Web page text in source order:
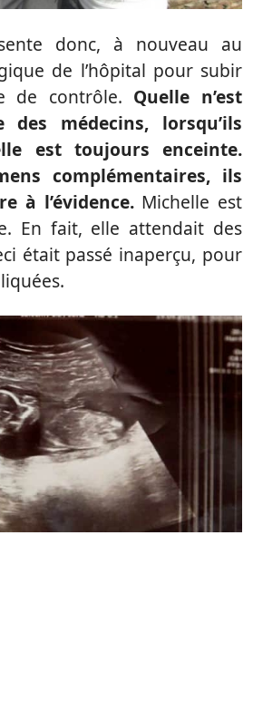
donc, à nouveau au
de l’hôpital pour subir
de contrôle. Quelle n’est
médecins, lorsqu’ils
est toujours enceinte.
complémentaires, ils
à l’évidence.Michelle est
En fait, elle attendait des
était passé inaperçu, pour